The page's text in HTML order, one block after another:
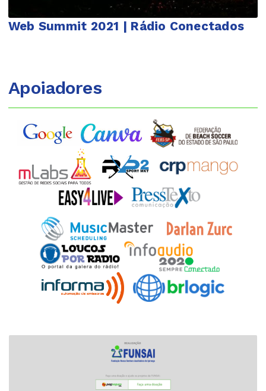
Web Summit 2021 | Rádio Conectados
Apoiadores